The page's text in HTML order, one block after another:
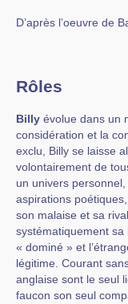
D’après l’oeuvre de
Rôles
Billy évolue dans un
considération et la
exclu, Billy se laisse
volontairement de
un univers
aspirations
son malaise et sa
systématiquement sa
« dominé » et
légitime. Courant
anglaise sont le seul
faucon son seul